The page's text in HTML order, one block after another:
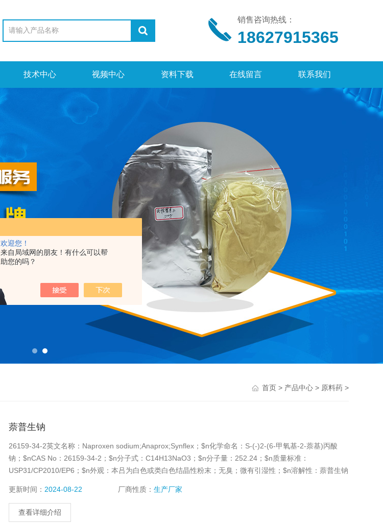
欢迎您！
来自局域网的朋友！有什么可以帮
助您的吗？
销售咨询热线：
18627915365
技术中心 视频中心 资料下载 在线留言 联系我们
首页> 产品中心> 原料药 >
萘普生钠
26159-34-2英文名称：Naproxen sodium;Anaprox;Synflex；$n化学命名：S-(-)2-(6-甲氧基-2-萘基)丙酸
钠；$nCAS No：26159-34-2；$n分子式：C14H13NaO3；$n分子量：252.24；$n质量标准：
USP31/CP2010/EP6；$n外观：本吕为白色或类白色结晶性粉末；无臭；微有引湿性；$n溶解性：萘普生钠
更新时间： 2024-08-22 厂商性质：生产厂家
查看详细介绍